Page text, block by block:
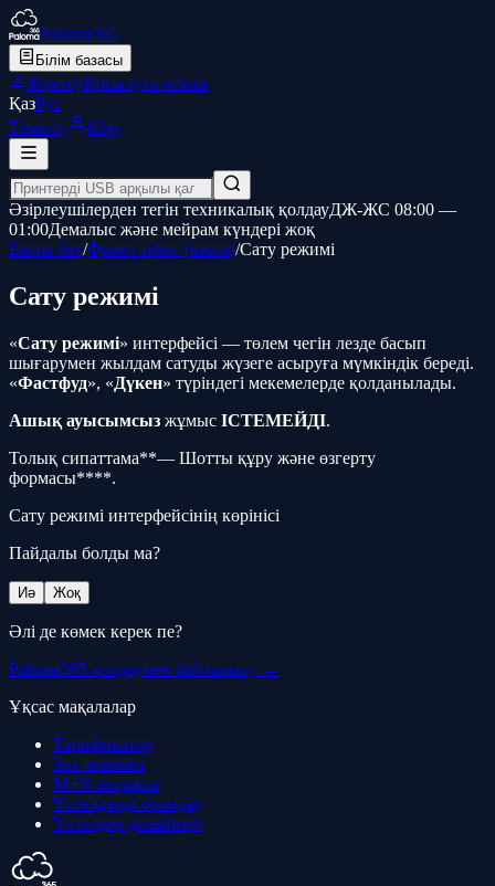
Paloma365
Білім базасы
ЖүктеуҚосылуға өтінім
ҚазРус
Тіркелу
Кіру
Әзірлеушілерден тегін техникалық қолдауДЖ-ЖС 08:00 —
01:00Демалыс және мейрам күндері жоқ
Басты бет/Фронт-офис (касса)/Сату режимі
Сату режимі
«Сату режимі» интерфейсі — төлем чегін лезде басып
шығарумен жылдам сатуды жүзеге асыруға мүмкіндік береді.
«Фастфуд», «Дүкен» түріндегі мекемелерде қолданылады.
Ашық ауысымсыз жұмыс ІСТЕМЕЙДІ.
Толық сипаттама**— Шотты құру және өзгерту
формасы****.
Сату режимі интерфейсінің көрінісі
Пайдалы болды ма?
Иә Жоқ
Әлі де көмек керек пе?
Paloma365 қолдаумен байланысу →
Ұқсас мақалалар
Тарификатор
Зал әкімшісі
M+N акциясы
Үстелдерді брондау
Үстелдер дизайнері